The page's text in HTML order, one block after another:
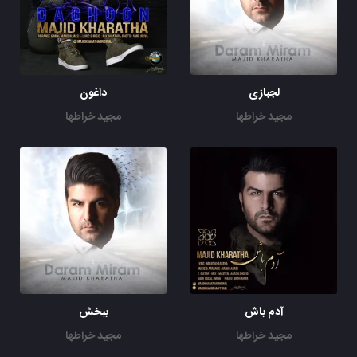
لجبازی
مجید خراطها
داغون
مجید خراطها
آدم باش
مجید خراطها
ببخش
مجید خراطها